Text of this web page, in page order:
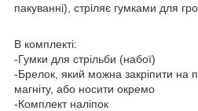
пакуванні), стріляє гумками для
В комплекті:
-Гумки для стрільби (набої)
-Брелок, який можна закріпити на
магніту, або носити окремо
-Комплект наліпок